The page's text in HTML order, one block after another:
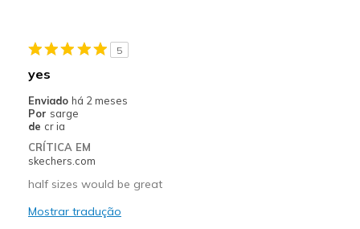
Sizing
Feels true to size
View On Shoes
5
yes
Enviado há 2 meses
Por sarge
de cr ia
CRÍTICA EM
skechers.com
half sizes would be great
Mostrar tradução